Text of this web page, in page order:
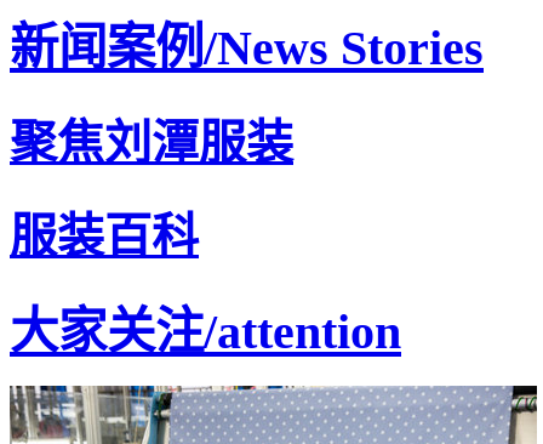
新闻案例/News Stories
聚焦刘潭服装
服装百科
大家关注/attention